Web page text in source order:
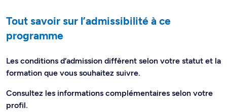
Tout savoir sur l’admissibilité à ce
programme
Les conditions d’admission diffèrent selon votre statut et la
formation que vous souhaitez suivre.
Consultez les informations complémentaires selon votre
profil.